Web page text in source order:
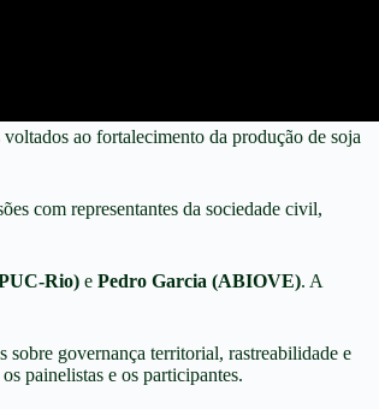
ao fortalecimento da produção de soja
com representantes da sociedade civil,
Rio) e Pedro Garcia (ABIOVE). A
sobre governança territorial, rastreabilidade e
painelistas e os participantes.